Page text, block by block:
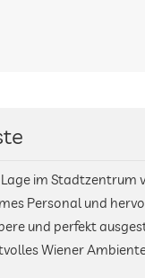
im Stadtzentrum
Personal und
und perfekt
Wiener